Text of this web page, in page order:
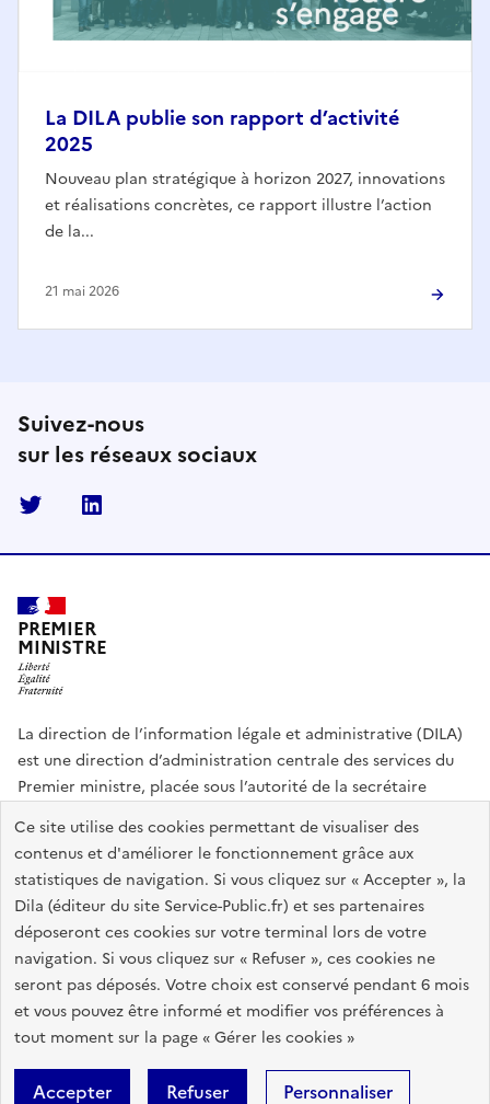
Ce site utilise des cookies permettant de visualiser des
contenus et d'améliorer le fonctionnement grâce aux
statistiques de navigation. Si vous cliquez sur « Accepter », la
Dila (éditeur du site Service-Public.fr) et ses partenaires
déposeront ces cookies sur votre terminal lors de votre
navigation. Si vous cliquez sur « Refuser », ces cookies ne
seront pas déposés. Votre choix est conservé pendant 6 mois
et vous pouvez être informé et modifier vos préférences à
tout moment sur la page « Gérer les cookies »
Accepter Refuser Personnaliser
La DILA publie son rapport d’activité
2025
Nouveau plan stratégique à horizon 2027, innovations
et réalisations concrètes, ce rapport illustre l’action
de la...
21 mai 2026
Suivez-nous
sur les réseaux sociaux
Twitter
PREMIER
MINISTRE
La direction de l’information légale et administrative (DILA)
est une direction d’administration centrale des services du
Premier ministre, placée sous l’autorité de la secrétaire
info.gouv.fr
assemblee-nationale.fr
sénat.fr
Répertoire des informations publiques
Plan du site
Accessibilité du site : partiellement conforme
Accessibilité des sites de la DILA
Mentions légales
Recrutement
Données personnelles et sécurité
Gestion des cookies
Sauf mention contraire, tous les contenus de ce site sont sous